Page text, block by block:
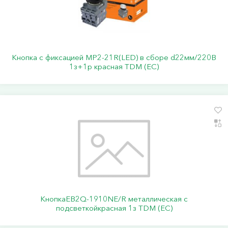
Кнопка с фиксацией MP2-21R(LED) в сборе d22мм/220В
1з+1р красная TDM (ЕС)
КнопкаEB2Q-1910NE/R металлическая с
подсветкойкрасная 1з TDM (ЕС)